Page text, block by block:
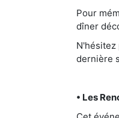
Pour
dîner
N'hésitez
dernière
• Les